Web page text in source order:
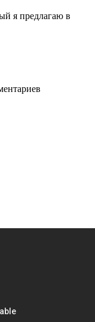
я предлагаю в